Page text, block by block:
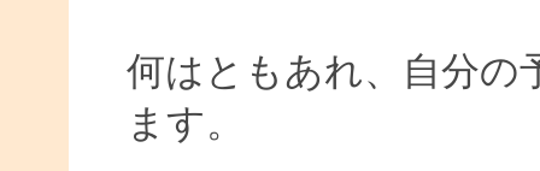
何はともあれ、自分の
ます。